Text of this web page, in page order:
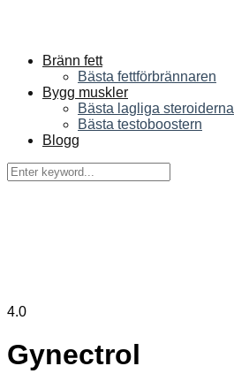
Bränn fett
Bästa fettförbrännaren
Bygg muskler
Bästa lagliga steroiderna
Bästa testoboostern
Blogg
4.0
Gynectrol